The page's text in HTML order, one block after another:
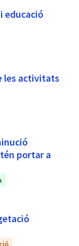
educació
les activitats
portar a